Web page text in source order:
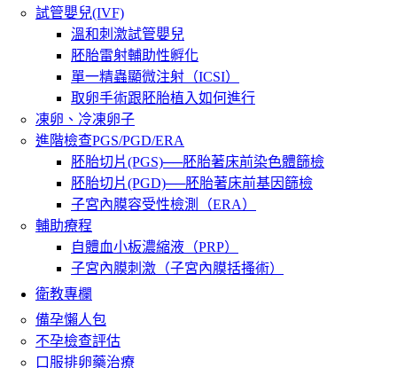
試管嬰兒(IVF)
溫和刺激試管嬰兒
胚胎雷射輔助性孵化
單一精蟲顯微注射（ICSI）
取卵手術跟胚胎植入如何進行
凍卵、冷凍卵子
進階檢查PGS/PGD/ERA
胚胎切片(PGS)──胚胎著床前染色體篩檢
胚胎切片(PGD)──胚胎著床前基因篩檢
子宮內膜容受性檢測（ERA）
輔助療程
自體血小板濃縮液（PRP）
子宮內膜刺激（子宮內膜括搔術）
衛教專欄
備孕懶人包
不孕檢查評估
口服排卵藥治療